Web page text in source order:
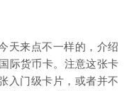
天来点不一样的，介绍
际货币卡。注意这张卡
入门级卡片，或者并不